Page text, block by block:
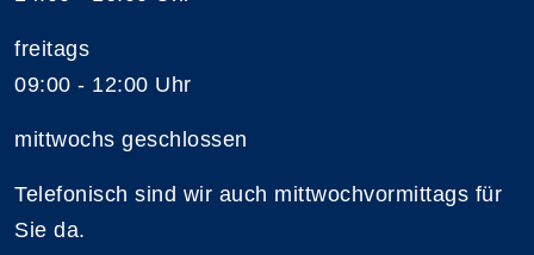
freitags
09:00 - 12:00 Uhr
mittwochs geschlossen
Telefonisch sind wir auch mittwochvormittags für
Sie da.